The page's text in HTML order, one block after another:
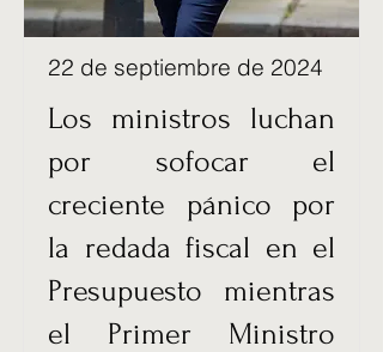
22 de septiembre de 2024
Los ministros luchan
por sofocar el
creciente pánico por
la redada fiscal en el
Presupuesto mientras
el Primer Ministro